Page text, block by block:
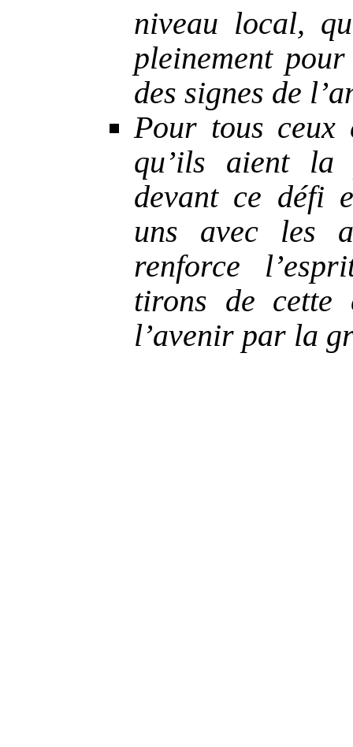
niveau local,
pleinement
des signes de
Pour tous
qu’ils aient la
devant ce défi
uns avec les
renforce
tirons de cette
l’avenir par la